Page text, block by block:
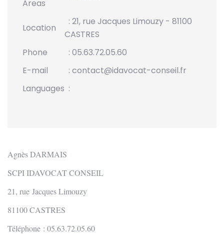
Areas
Location
: 21, rue Jacques Limouzy - 81100
CASTRES
Phone
: 05.63.72.05.60
E-mail
: contact@idavocat-conseil.fr
Languages :
Agnès DARMAIS
SCPI IDAVOCAT CONSEIL
21, rue Jacques Limouzy
81100 CASTRES
Téléphone : 05.63.72.05.60